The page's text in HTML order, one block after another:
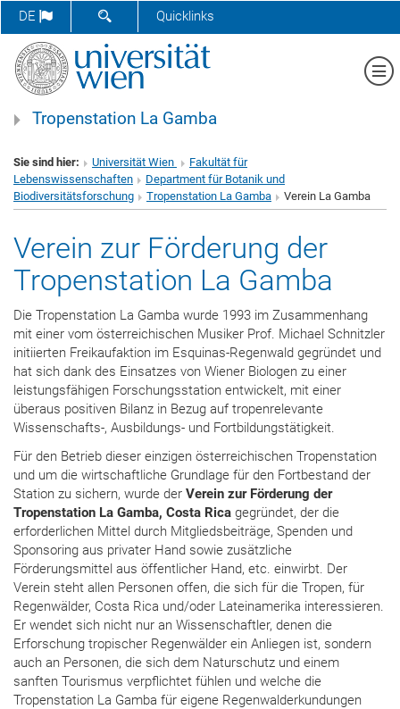
DE SUCHFORMULAR ÖFFNEN
Quicklinks
Tropenstation La Gamba
Sie sind hier: Universität Wien
Fakultät für
Lebenswissenschaften
Department für Botanik und
Biodiversitätsforschung
Tropenstation La Gamba Verein La Gamba
Verein zur Förderung der
Tropenstation La Gamba
Die Tropenstation La Gamba wurde 1993 im Zusammenhang
mit einer vom österreichischen Musiker Prof. Michael Schnitzler
initiierten Freikaufaktion im Esquinas-Regenwald gegründet und
hat sich dank des Einsatzes von Wiener Biologen zu einer
leistungsfähigen Forschungsstation entwickelt, mit einer
überaus positiven Bilanz in Bezug auf tropenrelevante
Wissenschafts-, Ausbildungs- und Fortbildungstätigkeit.
Für den Betrieb dieser einzigen österreichischen Tropenstation
und um die wirtschaftliche Grundlage für den Fortbestand der
Station zu sichern, wurde der Verein zur Förderung der
Tropenstation La Gamba, Costa Rica gegründet, der die
erforderlichen Mittel durch Mitgliedsbeiträge, Spenden und
Sponsoring aus privater Hand sowie zusätzliche
Förderungsmittel aus öffentlicher Hand, etc. einwirbt. Der
Verein steht allen Personen offen, die sich für die Tropen, für
Regenwälder, Costa Rica und/oder Lateinamerika interessieren.
Er wendet sich nicht nur an Wissenschaftler, denen die
Erforschung tropischer Regenwälder ein Anliegen ist, sondern
auch an Personen, die sich dem Naturschutz und einem
sanften Tourismus verpflichtet fühlen und welche die
Tropenstation La Gamba für eigene Regenwalderkundungen